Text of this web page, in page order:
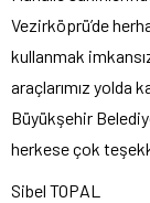
Vezirköprü’de
kullanmak
araçlarımız yolda
Büyükşehir
herkese çok
Sibel TOPAL